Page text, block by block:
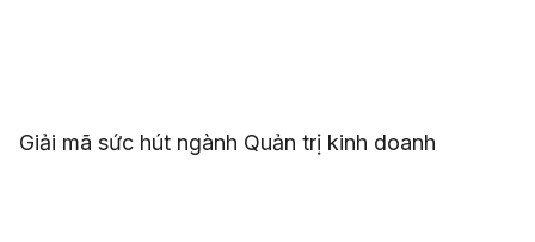
Giải mã sức hút ngành Quản trị kinh doanh